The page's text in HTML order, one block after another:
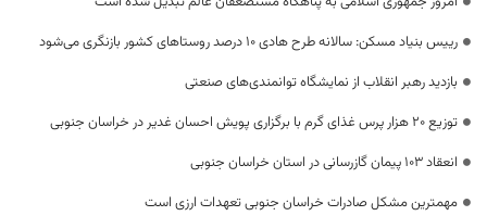
رییس بنیاد مسکن: سالانه طرح هادی ۱۰ درصد روستاهای کشور بازنگری می‌شود
بازدید رهبر انقلاب از نمایشگاه توانمندی‌های صنعتی
توزیع ۲۰ هزار پرس غذای گرم با برگزاری پویش احسان غدیر در خراسان جنوبی
انعقاد ۱۰۳ پيمان گازرسانی در استان خراسان جنوبی
مهمترین مشکل صادرات خراسان جنوبی تعهدات ارزی است